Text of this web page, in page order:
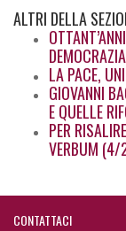
ALTRI DELLA
LA PACE,
GIOVANNI
E QUELLE
PER
VERBUM
CONTATTACI